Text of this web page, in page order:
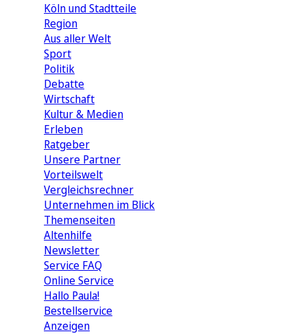
Köln und Stadtteile
Region
Aus aller Welt
Sport
Politik
Debatte
Wirtschaft
Kultur & Medien
Erleben
Ratgeber
Unsere Partner
Vorteilswelt
Vergleichsrechner
Unternehmen im Blick
Themenseiten
Altenhilfe
Newsletter
Service FAQ
Online Service
Hallo Paula!
Bestellservice
Anzeigen